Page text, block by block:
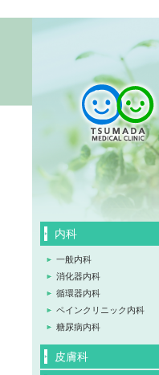
内科
一般内科
消化器内科
循環器内科
ペインクリニック内科
糖尿病内科
皮膚科